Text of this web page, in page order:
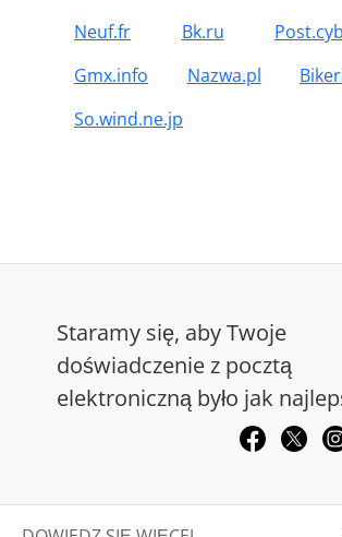
Neuf.fr Bk.ru
Gmx.info
Nazwa.pl
So.wind.ne.jp
Staramy się, aby Twoje
doświadczenie z pocztą
elektroniczną było jak